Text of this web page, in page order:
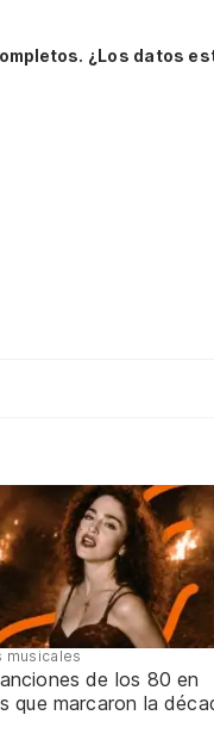
¿Los datos
musicales
de los 80 en
que marcaron la